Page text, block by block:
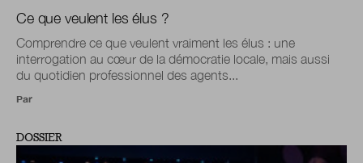
Ce que veulent les élus ?
Comprendre ce que veulent vraiment les élus : une
interrogation au cœur de la démocratie locale, mais aussi
du quotidien professionnel des agents...
Par
DOSSIER